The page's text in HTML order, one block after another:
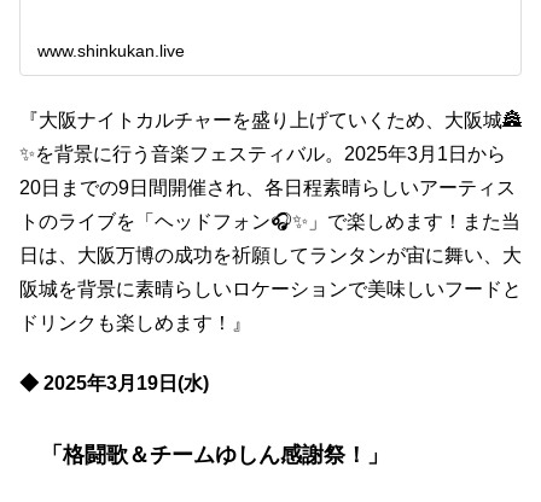
www.shinkukan.live
『大阪ナイトカルチャーを盛り上げていくため、大阪城🏯
✨を背景に行う音楽フェスティバル。2025年3月1日から
20日までの9日間開催され、各日程素晴らしいアーティス
トのライブを「ヘッドフォン🎧✨」で楽しめます！また当
日は、大阪万博の成功を祈願してランタンが宙に舞い、大
阪城を背景に素晴らしいロケーションで美味しいフードと
ドリンクも楽しめます！』
◆ 2025年3月19日(水)
「格闘歌＆チームゆしん感謝祭！」